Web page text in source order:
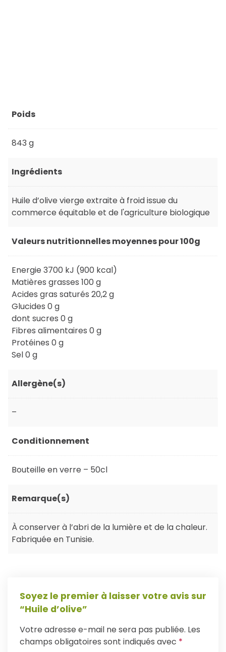
Poids
843 g
Ingrédients
Huile d’olive vierge extraite à froid issue du
commerce équitable et de l'agriculture biologique
Valeurs nutritionnelles moyennes pour 100g
Energie 3700 kJ (900 kcal)
Matières grasses 100 g
Acides gras saturés 20,2 g
Glucides 0 g
dont sucres 0 g
Fibres alimentaires 0 g
Protéines 0 g
Sel 0 g
Allergène(s)
–
Conditionnement
Bouteille en verre – 50cl
Remarque(s)
À conserver à l’abri de la lumière et de la chaleur.
Fabriquée en Tunisie.
Soyez le premier à laisser votre avis sur
“Huile d’olive”
Votre adresse e-mail ne sera pas publiée. Les
champs obligatoires sont indiqués avec *